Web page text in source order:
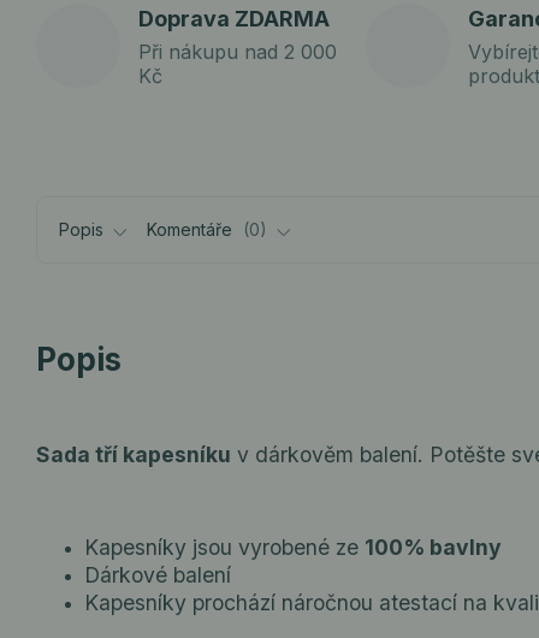
Doprava ZDARMA
Při nákupu nad 2 000
Kč
Popis Komentáře 0
Popis
Sada tří kapesníku v dárkověm balení. Potěšte
Kapesníky jsou vyrobené ze 100% bavlny
Dárkové balení
Kapesníky prochází náročnou atestací na